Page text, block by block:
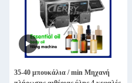
35-40 μπουκάλια / min Μηχανή